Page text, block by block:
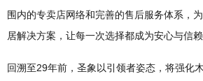
围内的专卖店网络和完善的售后服务体系，
居解决方案，让每一次选择都成为安心与信赖
回溯至29年前，圣象以引领者姿态，将强化